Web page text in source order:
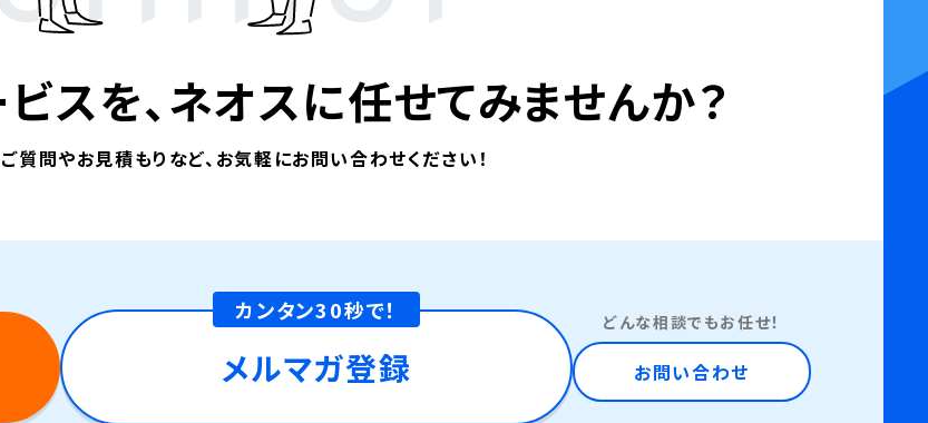
スを、ネオスに任せてみませんか？
質問やお見積もりなど、 お気軽にお問い合わせください！
カンタン30秒で！
メルマガ登録
どんな相談でもお任せ！
お問い合わせ